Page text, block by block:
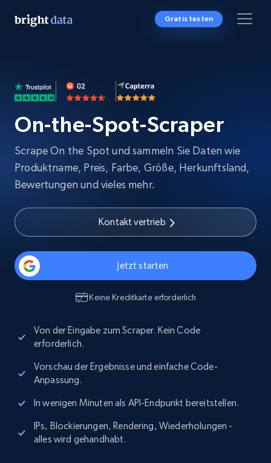
Gratis testen
On-the-Spot-Scraper
Scrape On the Spot und sammeln Sie Daten wie
Produktname, Preis, Farbe, Größe, Herkunftsland,
Bewertungen und vieles mehr.
Kontakt vertrieb
Jetzt starten
Keine Kreditkarte erforderlich
Von der Eingabe zum Scraper. Kein Code
erforderlich.
Vorschau der Ergebnisse und einfache Code-
Anpassung.
In wenigen Minuten als API-Endpunkt bereitstellen.
IPs, Blockierungen, Rendering, Wiederholungen -
alles wird gehandhabt.